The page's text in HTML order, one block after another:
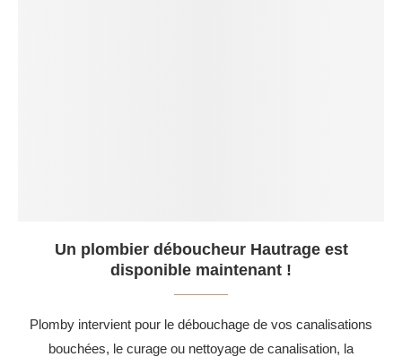
Un plombier déboucheur Hautrage est
disponible maintenant !
Plomby intervient pour le débouchage de vos canalisations
bouchées, le curage ou nettoyage de canalisation, la